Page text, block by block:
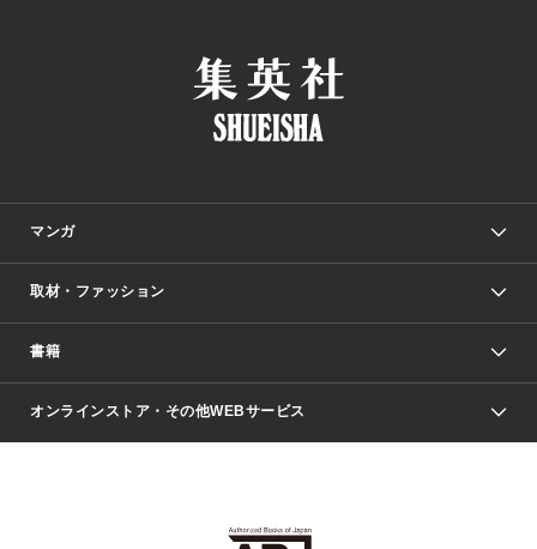
マンガ
少年マンガ
Vジャンプ
週刊ヤングジャンプ
少女マンガ
取材・ファッション
Seventeen
芸能・情報・スポーツ
書籍
文芸・文庫・総合
ライトノベル・ノベライズ
オンラインストア・その他WEBサービス